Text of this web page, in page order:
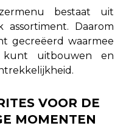
bestaat uit
Daarom
gecreëerd waarmee
kunt uitbouwen en
VOOR DE
MOMENTEN